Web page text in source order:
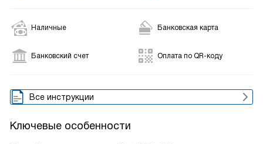
Наличные Банковская карта
Банковский счет Оплата по QR-коду
Все инструкции
Ключевые особенности